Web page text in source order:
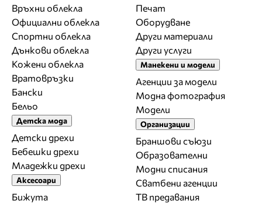
Връхни облекла
Официални облекла
Спортни облекла
Дънкови облекла
Кожени облекла
Вратовръзки
Бански
Бельо
Детска мода
Детски дрехи
Бебешки дрехи
Младежки дрехи
Аксесоари
Бижута
Печат
Оборудване
Други материали
Други услуги
Манекени и модели
Агенции за модели
Модна фотография
Модели
Организации
Браншови съюзи
Образователни
Модни списания
Сватбени агенции
ТВ предавания